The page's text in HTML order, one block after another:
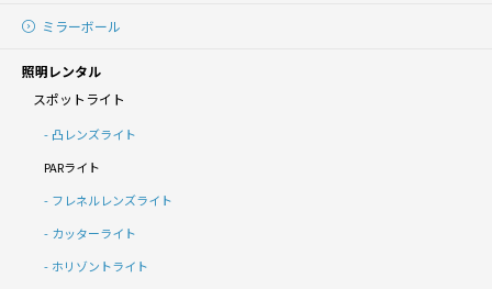
ミラーボール
照明レンタル
スポットライト
凸レンズライト
PARライト
フレネルレンズライト
カッターライト
ホリゾントライト